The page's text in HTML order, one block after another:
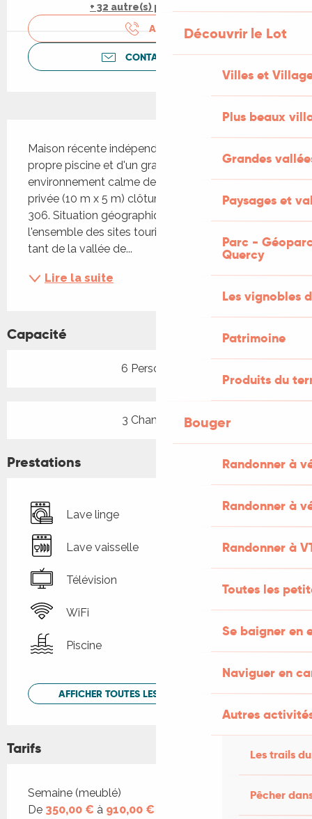
Découvrir le Lot
Villes et
Plus beaux
Grandes
Paysages et
Parc -
Quercy
Les vignobles
Patrimoine
Produits du
Bouger
Randonner à
Randonner à
Randonner à
Toutes les
Se baigner en
Naviguer en
Autres
Les trails
Pêcher
+ 32 autre(s) prestation(s)
APPELER
CONTACTEZ-NOUS
Maison récente indépendante bénéficiant de sa
propre piscine et d'un grand terrain dans un
environnement calme de campagne. Piscine
privée (10 m x 5 m) clôturée aux normes NFP90
306. Situation géographique centrée par rapport à
l'ensemble des sites touristiques du département,
tant de la vallée de...
Lire la suite
Capacité
6 Personne(s)
3 Chambre(s)
Prestations
Lave linge
Lave vaisselle
Télévision
WiFi
Piscine
AFFICHER TOUTES LES PRESTATIONS
Tarifs
Tarifs 2026
Semaine (meublé)
De 350,00 € à 910,00 €